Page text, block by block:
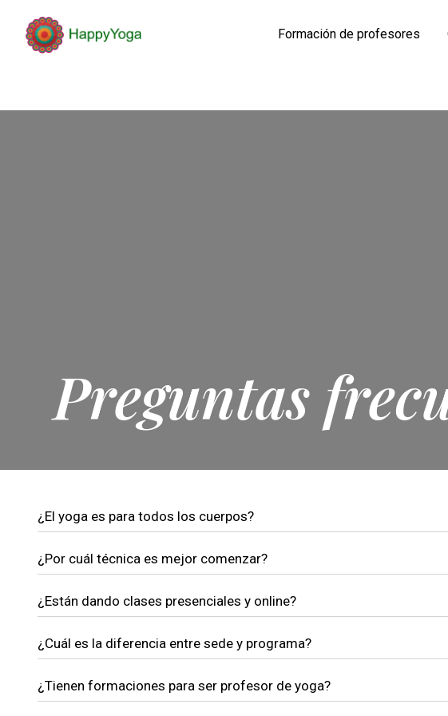
Formación de profesores
Preguntas
¿El yoga es para todos los cuerpos?
¿Por cuál técnica es mejor comenzar?
¿Están dando clases presenciales y online?
¿Cuál es la diferencia entre sede y programa?
¿Tienen formaciones para ser profesor de yoga?